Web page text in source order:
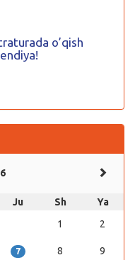
o’qish
Ju Sh
Ya
1
2
7 8 9